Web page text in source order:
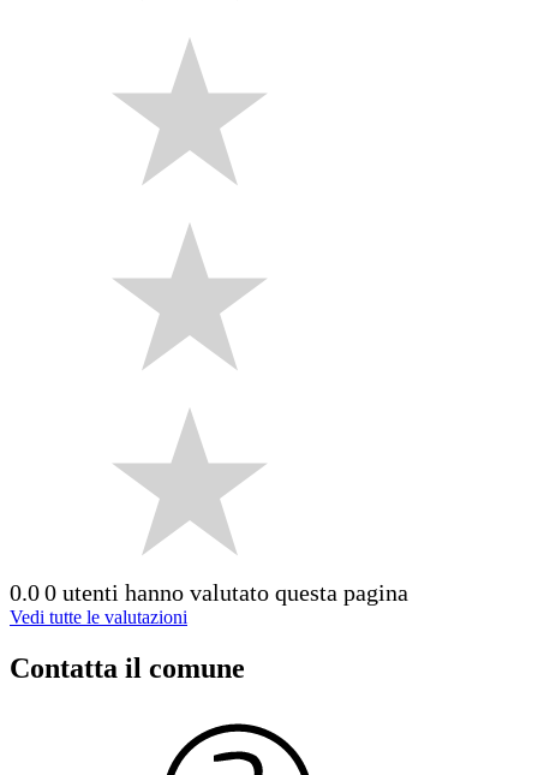
0.00 utenti hanno valutato questa pagina
Vedi tutte le valutazioni
Contatta il comune